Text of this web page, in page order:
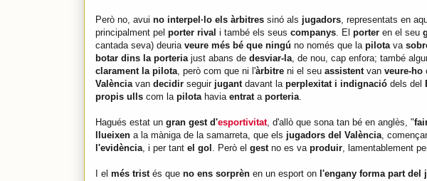
Però no, avui no interpel·lo els àrbitres sinó als jugadors , representats en
principalment pel porter rival i també els seus companys . El porter en el seu
cantada seva) deuria veure més bé que ningú no només que la pilota va
botar dins la porteria just abans de desviar-la , de nou, cap enfora; també
clarament la pilota , però com que ni l'àrbitre ni el seu assistent van veure-ho
València van decidir seguir jugant davant la perplexitat i indignació dels del
propis ulls com la pilota havia entrat a porteria
Hagués estat un gran gest d'esportivitat, d'allò que sona tan bé en anglès, "
llueixen a la màniga de la samarreta, que els jugadors del València ,
l'evidència , i per tant el gol . Però el gest no es va produir , lamentablement
I el més trist és que no ens sorprèn en un esport on l'engany forma part del